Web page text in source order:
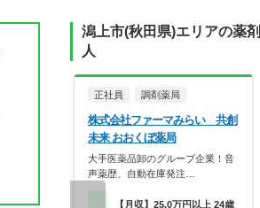
潟上市(秋田県)エリアの薬
人
正社員 調剤薬局
株式会社ファーマみらい 共創
未来 おおくぼ薬局
大手医薬品卸のグループ企業！音
声薬歴、自動在庫発注…
【月収】25.0万円以上 24歳